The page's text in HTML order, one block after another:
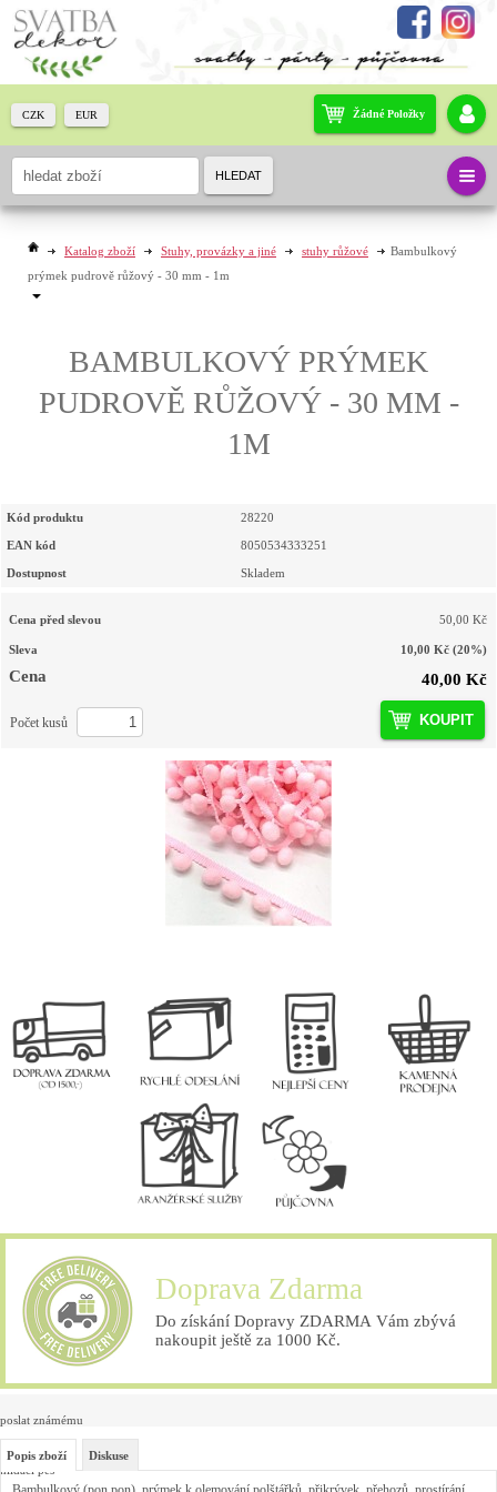
Katalog zboží Stuhy, provázky a jiné stuhy růžové
Bambulkový
prýmek pudrově růžový - 30 mm - 1m
BAMBULKOVÝ PRÝMEK
PUDROVĚ RŮŽOVÝ - 30 MM -
1M
Kód produktu 28220
EAN kód 8050534333251
Dostupnost Skladem
Cena před slevou 50,00 Kč
Sleva 10,00 Kč (20%)
Cena 40,00 Kč
KOUPIT
Počet kusů
Doprava Zdarma
Do získání Dopravy ZDARMA Vám zbývá
nakoupit ještě za 1000 Kč.
poslat známému
hlídací pes
Popis zboží Diskuse
Žádné Položky
CZK EUR
HLEDAT